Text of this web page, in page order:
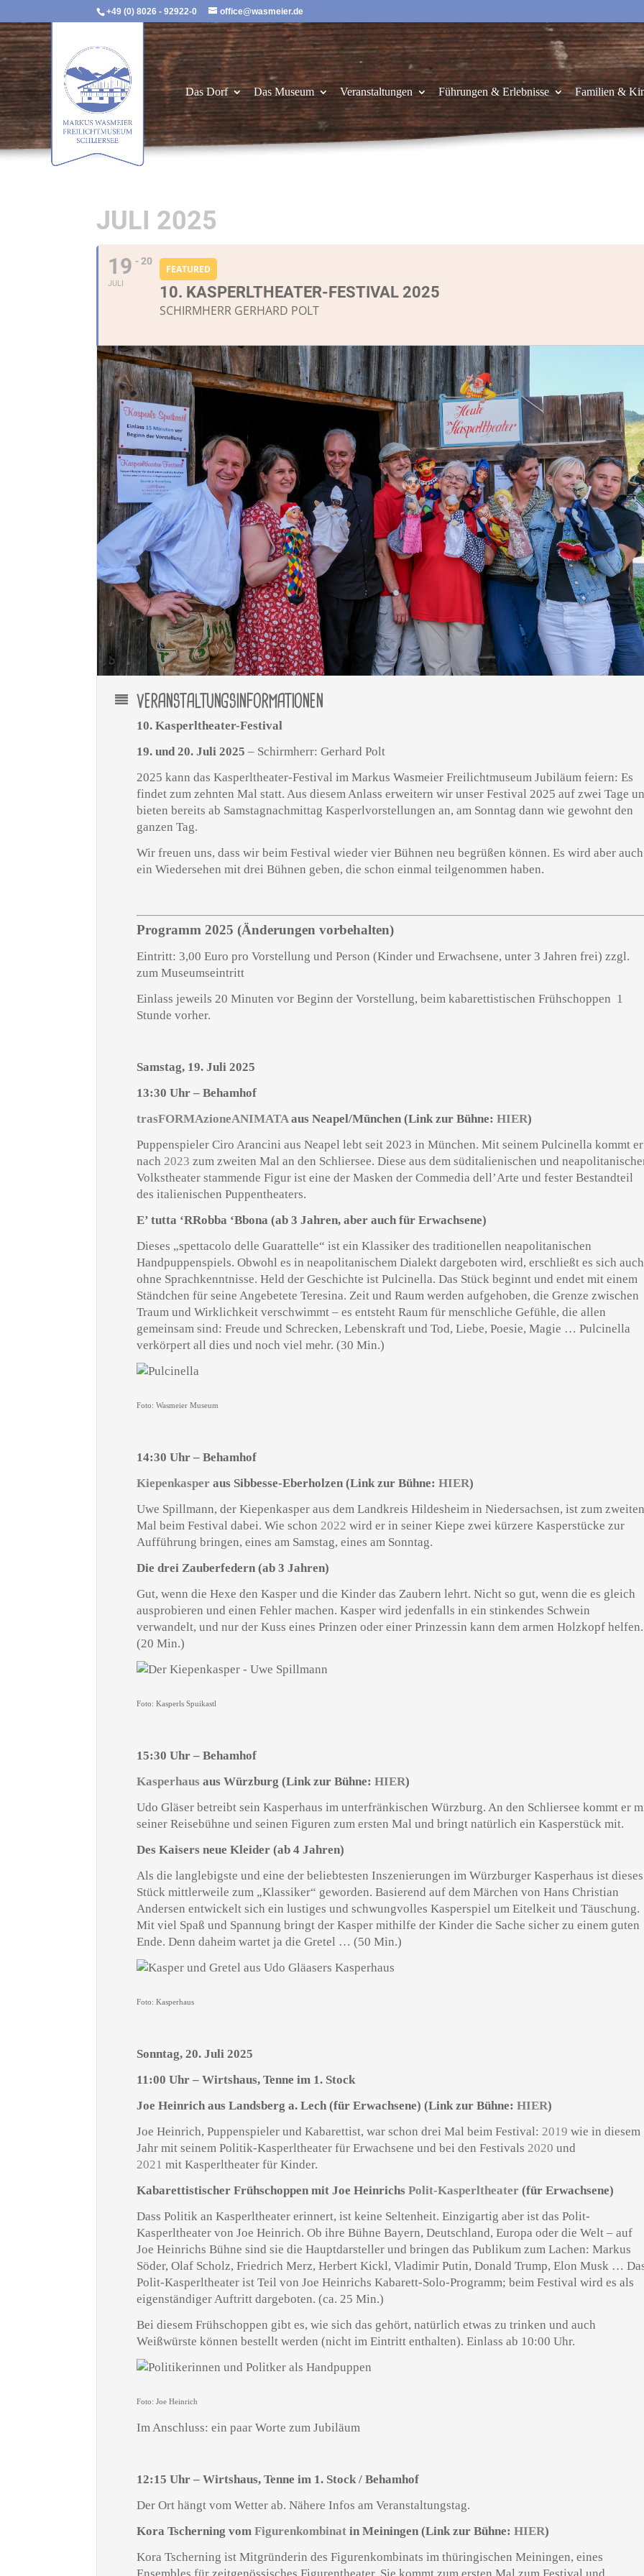
+49 (0) 8026 - 92922-0 office@wasmeier.de
Das Dorf Das Museum Veranstaltungen Führungen & Erlebnisse Familien &
JULI 2025
19
JULI
- 20
FEATURED
10. KASPERLTHEATER-FESTIVAL 2025
SCHIRMHERR GERHARD POLT
VERANSTALTUNGSINFORMATIONEN
10. Kasperltheater-Festival
19. und 20. Juli 2025 – Schirmherr: Gerhard Polt
2025 kann das Kasperltheater-Festival im Markus Wasmeier FreilichtmuseumJubiläumfeiern: Es
findet zum zehnten Mal statt. Aus diesem Anlass erweitern wir unser Festival 2025 auf zwei Tage
bieten bereits ab Samstagnachmittag Kasperlvorstellungen an, am Sonntag dann wie gewohnt den
ganzen Tag.
Wir freuen uns, dass wir beim Festival wieder vier Bühnen neu begrüßen können. Es wird aber auch
ein Wiedersehen mit drei Bühnen geben, die schon einmal teilgenommen haben.
Programm 2025 (Änderungen vorbehalten)
Eintritt: 3,00 Euro pro Vorstellung und Person (Kinder und Erwachsene, unter 3 Jahren frei) zzgl.
zum Museumseintritt
Einlass jeweils 20 Minuten vor Beginn der Vorstellung, beim kabarettistischen Frühschoppen 1
Stunde vorher.
Samstag, 19. Juli 2025
13:30 Uhr – Behamhof
trasFORMAzioneANIMATAaus Neapel/München (Link zur Bühne:HIER)
Puppenspieler Ciro Arancini aus Neapel lebt seit 2023 in München. Mit seinem Pulcinella kommt er
nach2023 zum zweiten Mal an den Schliersee. Diese aus dem süditalienischen und
Volkstheater stammende Figur ist eine der Masken der Commedia dell’Arte und fester Bestandteil
des italienischen Puppentheaters.
E’ tutta ‘RRobba ‘Bbona(ab 3 Jahren, aber auch für Erwachsene)
Dieses „spettacolo delle Guarattelle“ ist ein Klassiker des traditionellen neapolitanischen
Handpuppenspiels. Obwohl es in neapolitanischem Dialekt dargeboten wird, erschließt es sich auch
ohne Sprachkenntnisse. Held der Geschichte ist Pulcinella. Das Stück beginnt und endet mit einem
Ständchen für seine Angebetete Teresina. Zeit und Raum werden aufgehoben, die Grenze zwischen
Traum und Wirklichkeit verschwimmt – es entsteht Raum für menschliche Gefühle, die allen
gemeinsam sind: Freude und Schrecken, Lebenskraft und Tod, Liebe, Poesie, Magie … Pulcinella
verkörpert all dies und noch viel mehr. (30 Min.)
Foto: Wasmeier Museum
14:30 Uhr – Behamhof
Kiepenkasper aus Sibbesse-Eberholzen (Link zur Bühne:HIER)
Uwe Spillmann, der Kiepenkasper aus dem Landkreis Hildesheim in Niedersachsen, ist zum
Mal beim Festival dabei. Wie schon2022 wird er in seiner Kiepe zwei kürzere Kasperstücke zur
Aufführung bringen, eines am Samstag, eines am Sonntag.
Die drei Zauberfedern(ab 3 Jahren)
Gut, wenn die Hexe den Kasper und die Kinder das Zaubern lehrt. Nicht so gut, wenn die es gleich
ausprobieren und einen Fehler machen. Kasper wird jedenfalls in ein stinkendes Schwein
verwandelt, und nur der Kuss eines Prinzen oder einer Prinzessin kann dem armen Holzkopf helfen.
(20 Min.)
Foto: Kasperls Spuikastl
15:30 Uhr – Behamhof
Kasperhaus aus Würzburg (Link zur Bühne:HIER)
Udo Gläser betreibt sein Kasperhaus im unterfränkischen Würzburg. An den Schliersee kommt er
seiner Reisebühne und seinen Figuren zum ersten Mal und bringt natürlich ein Kasperstück mit.
Des Kaisers neue Kleider(ab 4 Jahren)
Als die langlebigste und eine der beliebtesten Inszenierungen im Würzburger Kasperhaus ist dieses
Stück mittlerweile zum „Klassiker“ geworden. Basierend auf dem Märchen von Hans Christian
Andersen entwickelt sich ein lustiges und schwungvolles Kasperspiel um Eitelkeit und Täuschung.
Mit viel Spaß und Spannung bringt der Kasper mithilfe der Kinder die Sache sicher zu einem guten
Ende. Denn daheim wartet ja die Gretel … (50 Min.)
Foto: Kasperhaus
Sonntag, 20. Juli 2025
11:00 Uhr – Wirtshaus, Tenne im 1. Stock
Joe Heinrich aus Landsberg a. Lech (für Erwachsene) (Link zur Bühne:HIER)
Joe Heinrich, Puppenspieler und Kabarettist, war schon drei Mal beim Festival:2019 wie in diesem
Jahr mit seinem Politik-Kasperltheater für Erwachsene und bei den Festivals2020 und
2021 mit Kasperltheater für Kinder.
Kabarettistischer Frühschoppen mit Joe HeinrichsPolit-Kasperltheater (für Erwachsene)
Dass Politik an Kasperltheater erinnert, ist keine Seltenheit. Einzigartig aber ist das Polit-
Kasperltheater von Joe Heinrich. Ob ihre Bühne Bayern, Deutschland, Europa oder die Welt – auf
Joe Heinrichs Bühne sind sie die Hauptdarsteller und bringen das Publikum zum Lachen: Markus
Söder, Olaf Scholz, Friedrich Merz, Herbert Kickl, Vladimir Putin, Donald Trump, Elon Musk …
Polit-Kasperltheater ist Teil von Joe Heinrichs Kabarett-Solo-Programm; beim Festival wird es als
eigenständiger Auftritt dargeboten. (ca. 25 Min.)
Bei diesem Frühschoppen gibt es, wie sich das gehört, natürlich etwas zu trinken und auch
Weißwürste können bestellt werden (nicht im Eintritt enthalten). Einlass ab 10:00 Uhr.
Foto: Joe Heinrich
Im Anschluss: ein paar Worte zum Jubiläum
12:15 Uhr – Wirtshaus, Tenne im 1. Stock / Behamhof
Der Ort hängt vom Wetter ab. Nähere Infos am Veranstaltungstag.
Kora Tscherning vomFigurenkombinat in Meiningen (Link zur Bühne:HIER)
Kora Tscherning ist Mitgründerin des Figurenkombinats im thüringischen Meiningen, eines